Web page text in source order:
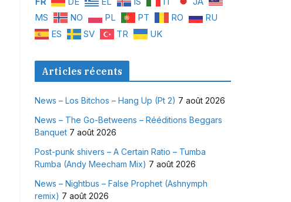
MS
NO PL PT RO
RU
ES
SV TR UK
Articles récents
News – Los Bitchos – Hang Up (Pt 2) 7 août 2026
News – The Go-Betweens – Rééditions Beggars
Banquet 7 août 2026
Post-punk shivers – A Certain Ratio – Tumba
Rumba (Andy Meecham Mix) 7 août 2026
News – Nightbus – False Prophet (Ashnymph
remix) 7 août 2026